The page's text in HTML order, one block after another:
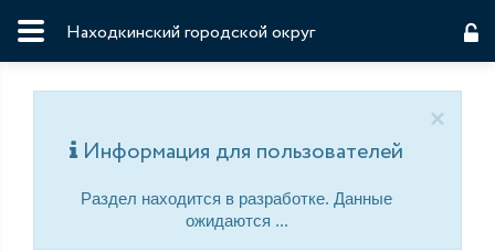
Находкинский городской округ
×
Информация для пользователей
Раздел находится в разработке. Данные
ожидаются ...